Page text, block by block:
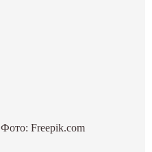
Фото: Freepik.com